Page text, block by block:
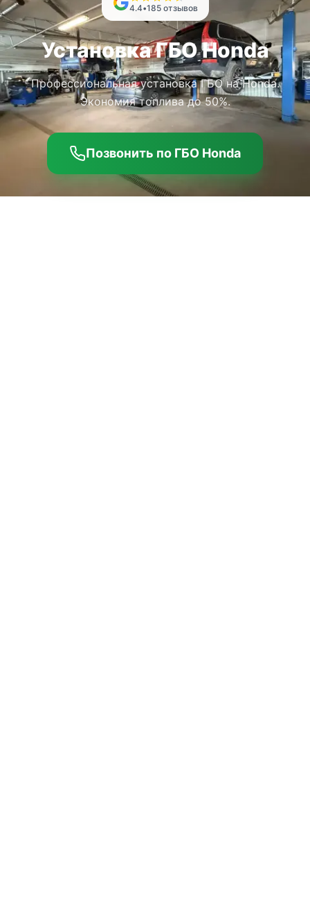
4.4•185 отзывов
Установка ГБО Honda
Профессиональная установка ГБО на Honda.
Экономия топлива до 50%.
Позвонить по ГБО Honda